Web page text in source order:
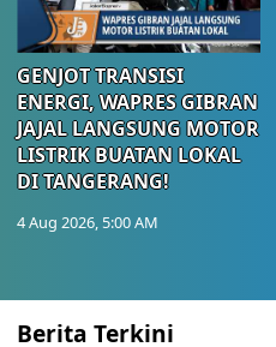
GENJOT TRANSISI
ENERGI, WAPRES GIBRAN
JAJAL LANGSUNG MOTOR
LISTRIK BUATAN LOKAL
DI TANGERANG!
4 Aug 2026, 5:00 AM
Berita Terkini